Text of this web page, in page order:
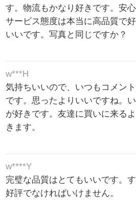
す。物流もかなり好きです。安
サービス態度は本当に高品質で
いいです。写真と同じですか？
w***H
気持ちいいので、いつもコメン
です。思ったよりいいですね。
が好きです。友達に買いに来る
きます。
w****Y
完璧な品質はとてもいいです。
好評でなければいけません。